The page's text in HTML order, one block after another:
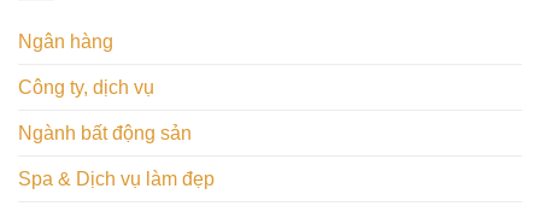
Ngân hàng
Công ty, dịch vụ
Ngành bất động sản
Spa & Dịch vụ làm đẹp